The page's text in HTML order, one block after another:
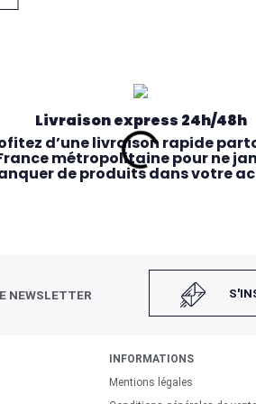
Livraison express 24h/48h
d’une livraison rapide
métropolitaine pour ne
de produits dans votre
NEWSLETTER
INFORMATIONS
Mentions légales